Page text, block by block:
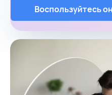
Воспользуйтесь